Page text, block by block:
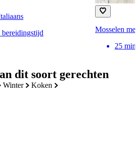
dit soort gerechten
winter koken
bereidingstijd
Mosselen
25 min